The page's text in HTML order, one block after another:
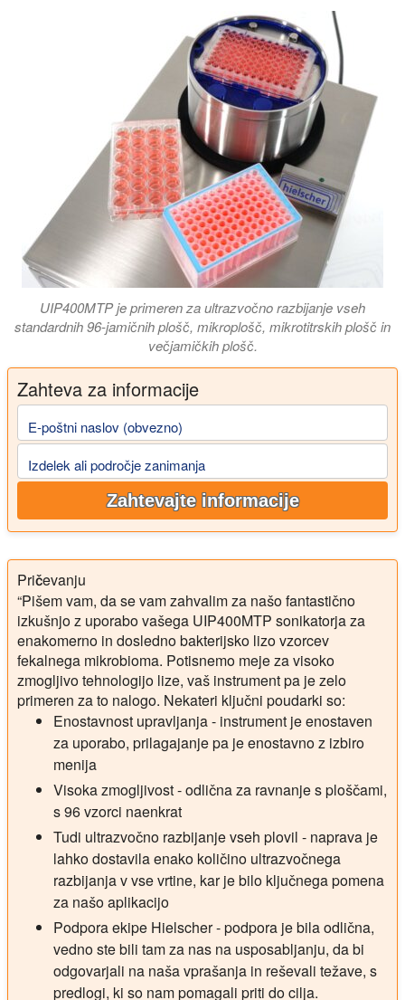
UIP400MTP je primeren za ultrazvočno razbijanje vseh
standardnih 96-jamičnih plošč, mikroplošč, mikrotitrskih plošč in
večjamičkih plošč.
Zahteva za informacije
E-poštni naslov (obvezno)
Izdelek ali področje zanimanja
Zahtevajte informacije
Pričevanju
“Pišem vam, da se vam zahvalim za našo fantastično
izkušnjo z uporabo vašega UIP400MTP sonikatorja za
enakomerno in dosledno bakterijsko lizo vzorcev
fekalnega mikrobioma. Potisnemo meje za visoko
zmogljivo tehnologijo lize, vaš instrument pa je zelo
primeren za to nalogo. Nekateri ključni poudarki so:
Enostavnost upravljanja - instrument je enostaven
za uporabo, prilagajanje pa je enostavno z izbiro
menija
Visoka zmogljivost - odlična za ravnanje s ploščami,
s 96 vzorci naenkrat
Tudi ultrazvočno razbijanje vseh plovil - naprava je
lahko dostavila enako količino ultrazvočnega
razbijanja v vse vrtine, kar je bilo ključnega pomena
za našo aplikacijo
Podpora ekipe Hielscher - podpora je bila odlična,
vedno ste bili tam za nas na usposabljanju, da bi
odgovarjali na naša vprašanja in reševali težave, s
predlogi, ki so nam pomagali priti do cilja.